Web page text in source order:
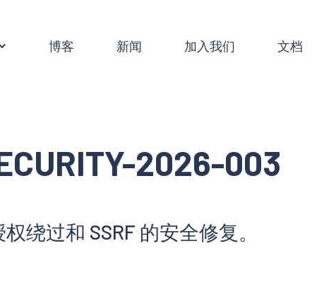
博客 新闻 加入我们 文档
2026-003
绕过和 SSRF 的安全修复。